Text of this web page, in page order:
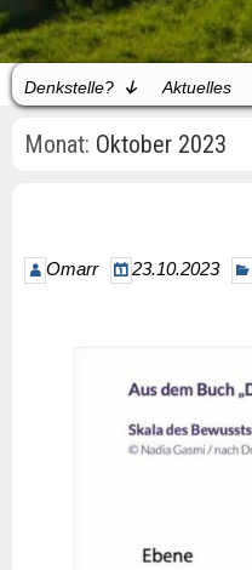
Denkstelle? Aktuelles
Monat: Oktober 2023
Omarr 23.10.2023